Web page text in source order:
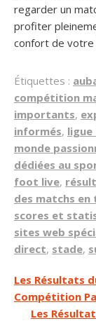
regarder un
profiter
confort de votre
Étiquettes :
compétition
importants,
informés, ligue
monde
dédiées au
foot live,
des matchs en
scores et
sites web
direct, stade,
de
l’article
Les Résultats
Compétition
Les